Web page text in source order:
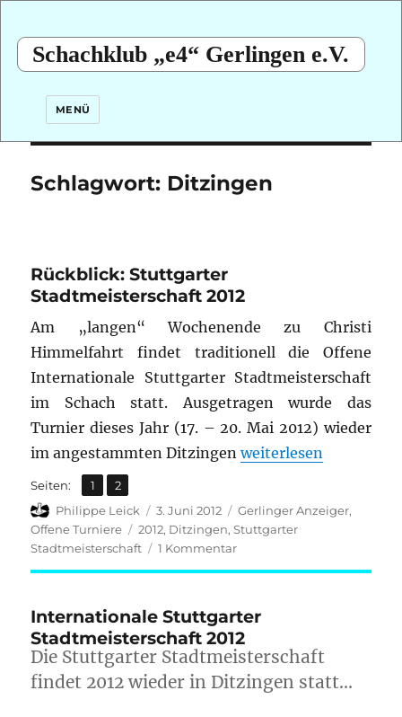
Schachklub „e4“ Gerlingen e.V.
MENÜ
Schlagwort: Ditzingen
Rückblick: Stuttgarter
Stadtmeisterschaft 2012
Am „langen“ Wochenende zu Christi
Himmelfahrt findet traditionell die Offene
Internationale Stuttgarter Stadtmeisterschaft
im Schach statt. Ausgetragen wurde das
Turnier dieses Jahr (17. – 20. Mai 2012) wieder
im angestammten Ditzingen„Rückblick:
weiterlesen
Seiten: Seite
1 ,
Seite
2
Autor
Philippe Leick
Veröffentlicht
am
3. Juni 2012 Kategorien
Gerlinger Anzeiger,
Offene Turniere
Schlagwörter
2012, Ditzingen,Stuttgarter
Stadtmeisterschaft
1 Kommentarzu
Rückblick:
2012
Internationale Stuttgarter
Stadtmeisterschaft 2012
Die Stuttgarter Stadtmeisterschaft
findet 2012 wieder in Ditzingen statt…